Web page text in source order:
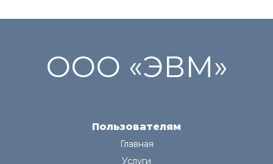
ООО «ЭВМ»
Пользователям
Главная
Услуги